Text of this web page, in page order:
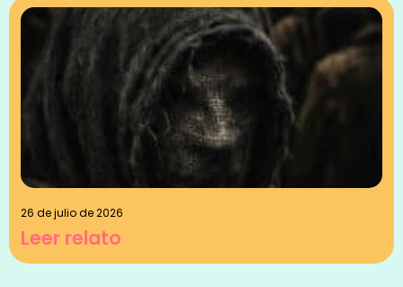
26 de julio de 2026
Leer relato